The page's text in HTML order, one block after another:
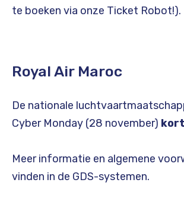
te boeken via onze Ticket Robot!).
Royal Air Maroc
De nationale
Cyber Monday (28 november)
Meer informatie en algemene
vinden in de GDS-systemen.